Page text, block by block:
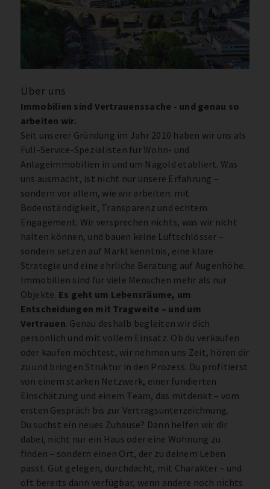
Über uns
Immobilien sind Vertrauenssache - und genau so
arbeiten wir.
Seit unserer Gründung im Jahr 2010 haben wir uns als
Full-Service-Spezialisten für Wohn- und
Anlageimmobilien in und um Nagold etabliert. Was
uns ausmacht, ist nicht nur unsere Erfahrung –
sondern vor allem, wie wir arbeiten: mit
Bodenständigkeit, Transparenz und echtem
Engagement. Wir versprechen nichts, was wir nicht
halten können, und bauen keine Luftschlösser –
sondern setzen auf Marktkenntnis, eine klare
Strategie und eine ehrliche Beratung auf Augenhöhe.
Immobilien sind für viele Menschen mehr als nur
Objekte. Es geht um Lebensräume, um
Entscheidungen mit Tragweite – und um
Vertrauen. Genau deshalb begleiten wir dich
persönlich und mit vollem Einsatz. Ob du verkaufen
oder kaufen möchtest, wir nehmen uns Zeit, hören dir
zu und bringen Struktur in den Prozess. Du profitierst
von einem starken Netzwerk, einer fundierten
Einschätzung und einem Team, das mitdenkt – vom
ersten Gespräch bis zur Vertragsunterzeichnung.
Du suchst ein neues Zuhause? Dann helfen wir dir
dabei, nicht nur ein Haus oder eine Wohnung zu
finden – sondern einen Ort, der zu deinem Leben
passt. Gut gelegen, durchdacht, mit Charakter – und
oft bereits dann verfügbar, wenn andere noch nichts